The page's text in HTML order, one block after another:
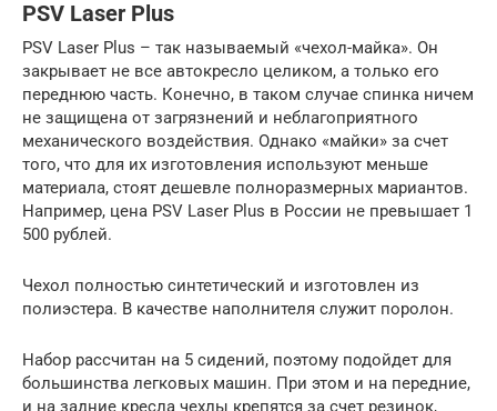
PSV Laser Plus
PSV Laser Plus – так называемый «чехол-майка». Он
закрывает не все автокресло целиком, а только его
переднюю часть. Конечно, в таком случае спинка ничем
не защищена от загрязнений и неблагоприятного
механического воздействия. Однако «майки» за счет
того, что для их изготовления используют меньше
материала, стоят дешевле полноразмерных мариантов.
Например, цена PSV Laser Plus в России не превышает 1
500 рублей.
Чехол полностью синтетический и изготовлен из
полиэстера. В качестве наполнителя служит поролон.
Набор рассчитан на 5 сидений, поэтому подойдет для
большинства легковых машин. При этом и на передние,
и на задние кресла чехлы крепятся за счет резинок,